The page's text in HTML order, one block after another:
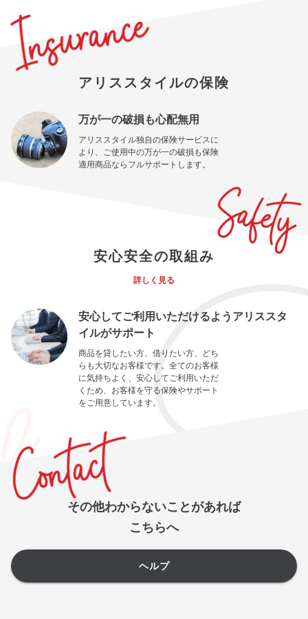
アリススタイルの保険
万が一の破損も心配無用
アリススタイル独自の保険サービスに
より、ご使用中の万が一の破損も保険
適用商品ならフルサポートします。
安心安全の取組み
詳しく見る
安心してご利用いただけるようアリススタ
イルがサポート
商品を貸したい方、借りたい方、どち
らも大切なお客様です。全てのお客様
に気持ちよく、安心してご利用いただ
くため、お客様を守る保険やサポート
をご用意しています。
その他わからないことがあれば
こちらへ
ヘルプ